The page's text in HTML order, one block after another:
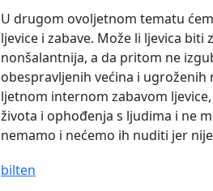
U drugom ovoljetnom tematu
ljevice i zabave. Može li ljevica
nonšalantnija, a da pritom ne
obespravljenih većina i ugroženih
ljetnom internom zabavom
života i ophođenja s ljudima i ne
nemamo i nećemo ih nuditi jer
bilten